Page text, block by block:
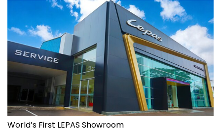
World’s First LEPAS Showroom